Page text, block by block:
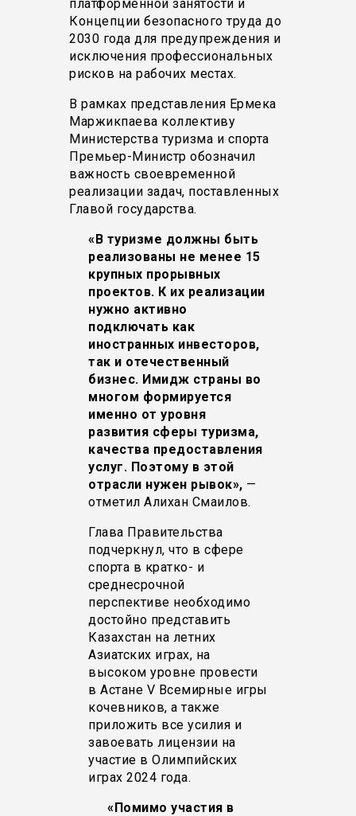
платформенной занятости и
Концепции безопасного труда до
2030 года для предупреждения и
исключения профессиональных
рисков на рабочих местах.
В рамках представления Ермека
Маржикпаева коллективу
Министерства туризма и спорта
Премьер-Министр обозначил
важность своевременной
реализации задач, поставленных
Главой государства.
«В туризме должны быть
реализованы не менее 15
крупных прорывных
проектов. К их реализации
нужно активно
подключать как
иностранных инвесторов,
так и отечественный
бизнес. Имидж страны во
многом формируется
именно от уровня
развития сферы туризма,
качества предоставления
услуг. Поэтому в этой
отрасли нужен рывок», —
отметил Алихан Смаилов.
Глава Правительства
подчеркнул, что в сфере
спорта в кратко- и
среднесрочной
перспективе необходимо
достойно представить
Казахстан на летних
Азиатских играх, на
высоком уровне провести
в Астане V Всемирные игры
кочевников, а также
приложить все усилия и
завоевать лицензии на
участие в Олимпийских
играх 2024 года.
«Помимо участия в